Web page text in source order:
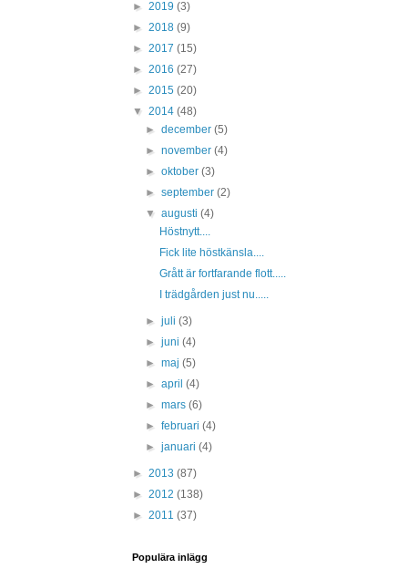
► 2019 (3)
► 2018 (9)
► 2017 (15)
► 2016 (27)
► 2015 (20)
▼ 2014 (48)
►december(5)
►november(4)
►oktober(3)
►september(2)
▼augusti(4)
Höstnytt....
Fick lite höstkänsla....
Grått är fortfarande flott.....
I trädgården just nu.....
►juli(3)
►juni(4)
►maj(5)
►april(4)
►mars(6)
►februari(4)
►januari(4)
► 2013 (87)
► 2012 (138)
► 2011 (37)
Populära inlägg